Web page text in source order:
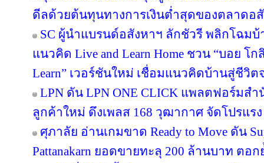
ดีลด้วยต้นทุนทางการเงินต่ำสุดของตลาดอ
SC ผู้นำแบรนด์อสังหาฯ ลักชัวรี พลิกโฉมบ้
แนวคิด Live and Learn Home ชวน “บอย โ
Learn” เวอร์ชันใหม่ เชื่อมแนวคิดบ้านสู่ชีวิต
LPN ดัน LPN ONE CLICK แพลตฟอร์มส
ลูกค้าใหม่ ดึงเพลส 168 วุฒากาศ จัดโปรแร
ศุภาลัย อ่านเกมขาด Ready to Move ดัน
Pattanakarn ยอดขายทะลุ 200 ล้านบาท ต